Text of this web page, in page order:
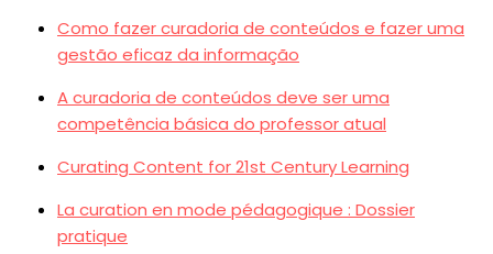
Como fazer curadoria de conteúdos e fazer uma
gestão eficaz da informação
A curadoria de conteúdos deve ser uma
competência básica do professor atual
Curating Content for 21st Century Learning
La curation en mode pédagogique : Dossier
pratique